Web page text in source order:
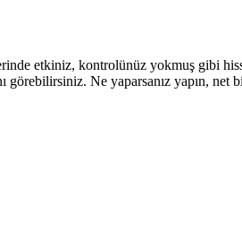
etkiniz, kontrolünüz yokmuş gibi
Ne yaparsanız yapın, net